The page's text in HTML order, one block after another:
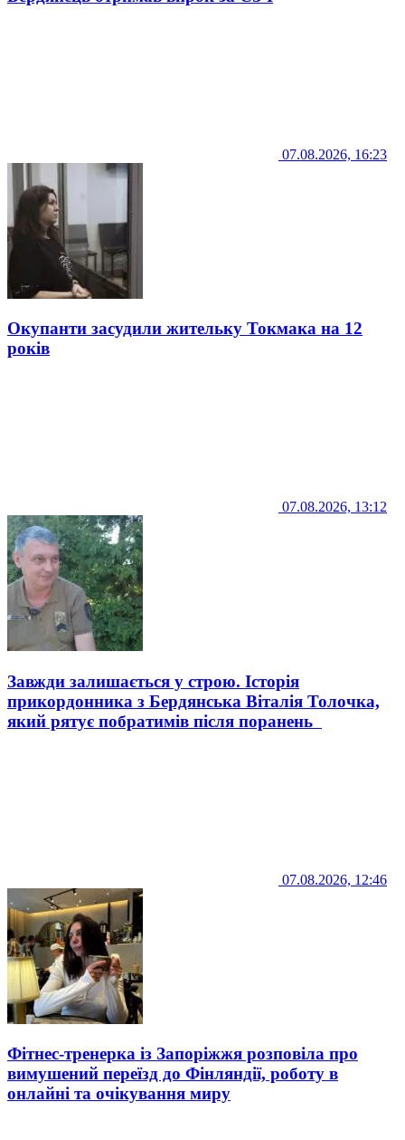
07.08.2026, 16:23
Окупанти засудили жительку Токмака на 12
років
07.08.2026, 13:12
Завжди залишається у строю. Історія
прикордонника з Бердянська Віталія Толочка,
який рятує побратимів після поранень
07.08.2026, 12:46
Фітнес-тренерка із Запоріжжя розповіла про
вимушений переїзд до Фінляндії, роботу в
онлайні та очікування миру